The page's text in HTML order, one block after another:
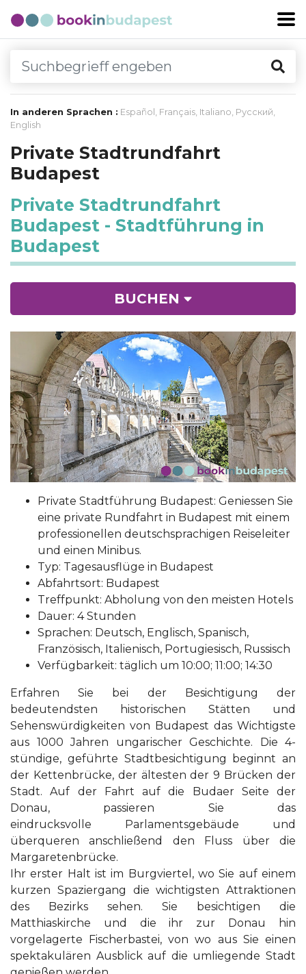
In anderen Sprachen : Español , Français, Italiano, Русский,
English
Private Stadtrundfahrt
Budapest
Private Stadtrundfahrt
Budapest - Stadtführung in
Budapest
Private Stadtführung Budapest: Geniessen Sie
eine private Rundfahrt in Budapest mit einem
professionellen deutschsprachigen Reiseleiter
und einen Minibus.
Typ: Tagesausflüge in Budapest
Abfahrtsort: Budapest
Treffpunkt: Abholung von den meisten Hotels
Dauer: 4 Stunden
Sprachen: Deutsch, Englisch, Spanisch,
Französisch, Italienisch, Portugiesisch, Russisch
Verfügbarkeit: täglich um 10:00; 11:00; 14:30
Erfahren Sie bei der Besichtigung der
bedeutendsten historischen Stätten und
Sehenswürdigkeiten von Budapest das Wichtigste
aus 1000 Jahren ungarischer Geschichte. Die 4-
stündige, geführte Stadtbesichtigung beginnt an
der Kettenbrücke, der ältesten der 9 Brücken der
Stadt. Auf der Fahrt auf die Budaer Seite der
Donau, passieren Sie das
eindrucksvolle Parlamentsgebäude und
überqueren anschließend den Fluss über die
Margaretenbrücke.
Ihr erster Halt ist im Burgviertel, wo Sie auf einem
kurzen Spaziergang die wichtigsten Attraktionen
des Bezirks sehen. Sie besichtigen die
Matthiaskirche und die ihr zur Donau hin
vorgelagerte Fischerbastei, von wo aus Sie einen
spektakulären Ausblick auf die umliegende Stadt
BUCHEN